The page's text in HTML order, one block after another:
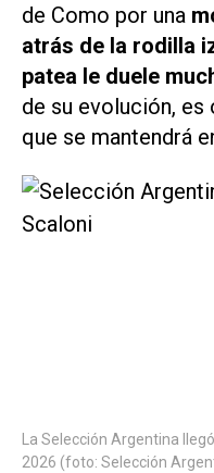
de Como por una
atrás de la rodilla
patea le duele
de su evolución,
que se mantendrá
La Selección Argentina
2026 (foto: Selección